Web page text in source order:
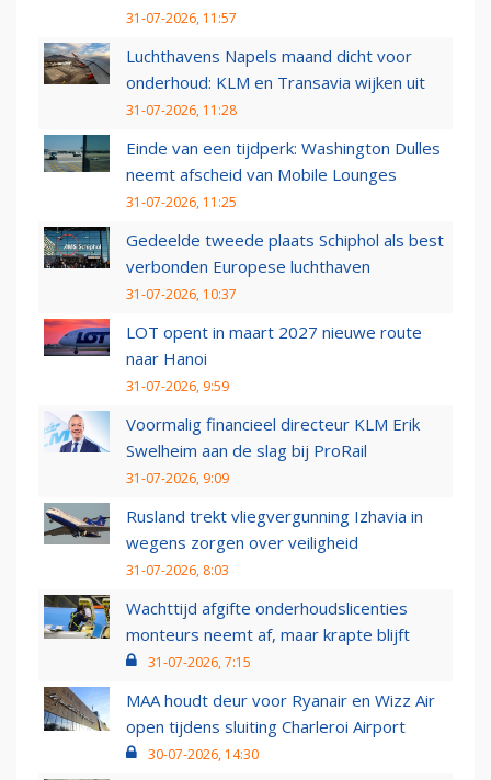
31-07-2026, 11:57
Luchthavens Napels maand dicht voor
onderhoud: KLM en Transavia wijken uit
31-07-2026, 11:28
Einde van een tijdperk: Washington Dulles
neemt afscheid van Mobile Lounges
31-07-2026, 11:25
Gedeelde tweede plaats Schiphol als best
verbonden Europese luchthaven
31-07-2026, 10:37
LOT opent in maart 2027 nieuwe route
naar Hanoi
31-07-2026, 9:59
Voormalig financieel directeur KLM Erik
Swelheim aan de slag bij ProRail
31-07-2026, 9:09
Rusland trekt vliegvergunning Izhavia in
wegens zorgen over veiligheid
31-07-2026, 8:03
Wachttijd afgifte onderhoudslicenties
monteurs neemt af, maar krapte blijft
31-07-2026, 7:15
MAA houdt deur voor Ryanair en Wizz Air
open tijdens sluiting Charleroi Airport
30-07-2026, 14:30